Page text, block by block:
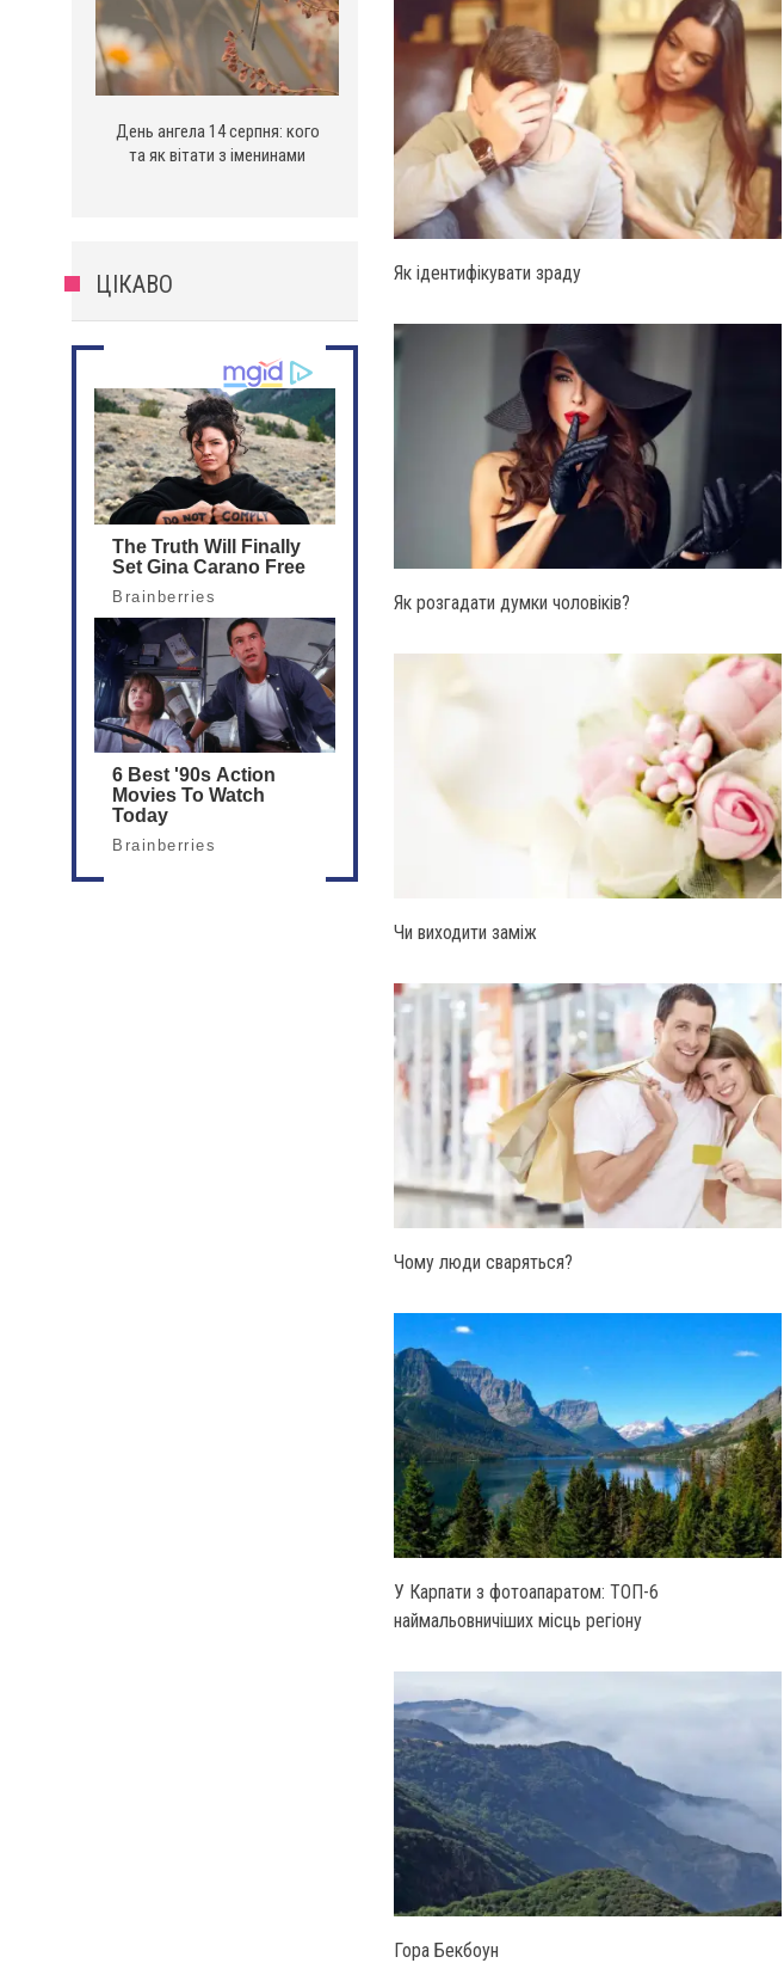
День ангела 14 серпня: кого
та як вітати з іменинами
ЦІКАВО Як ідентифікувати зраду
Як розгадати думки чоловіків?
Чи виходити заміж
Чому люди сваряться?
У Карпати з фотоапаратом: ТОП-6
наймальовничіших місць регіону
Гора Бекбоун